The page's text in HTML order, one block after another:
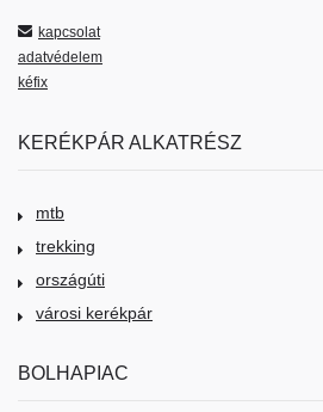
kapcsolat
adatvédelem
kéfix
KERÉKPÁR ALKATRÉSZ
mtb
trekking
országúti
városi kerékpár
BOLHAPIAC